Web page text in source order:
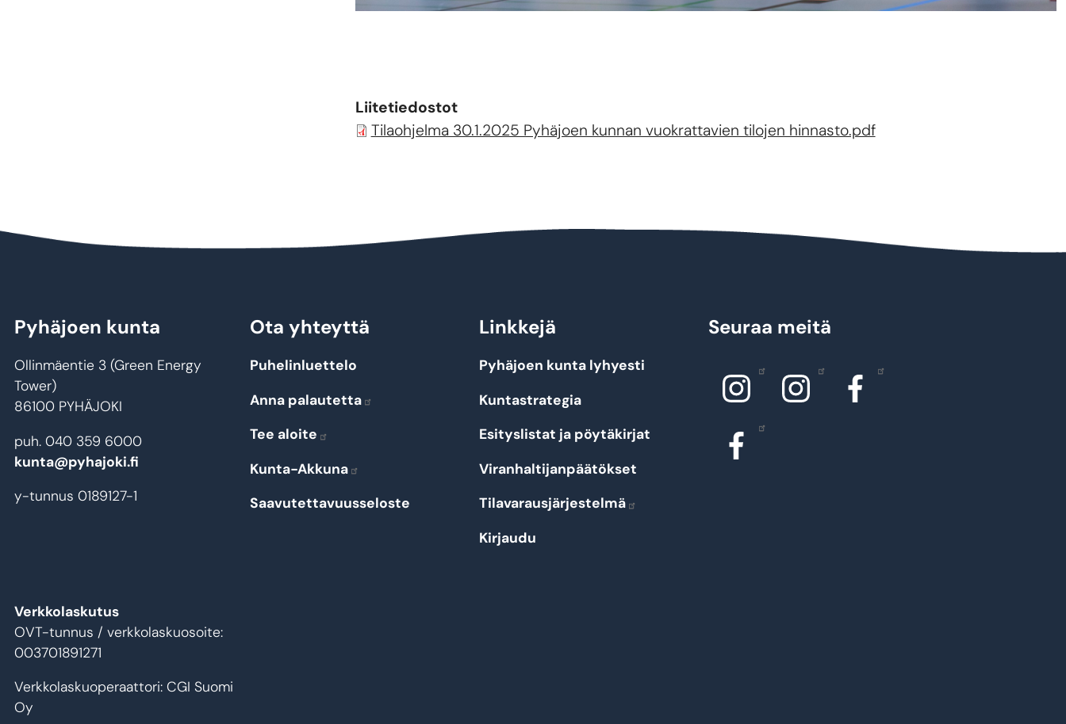
Liitetiedostot
Tilaohjelma 30.1.2025 Pyhäjoen kunnan vuokrattavien tilojen hinnasto.pdf
Pyhäjoen kunta
Ollinmäentie 3 (Green Energy
Tower)
86100 PYHÄJOKI
puh. 040 359 6000
kunta@pyhajoki.fi
y-tunnus 0189127-1
Verkkolaskutus
OVT-tunnus / verkkolaskuosoite:
003701891271
Verkkolaskuoperaattori: CGI Suomi
Oy
Ota yhteyttä
Puhelinluettelo
Anna palautetta
Tee aloite
Kunta-Akkuna
Saavutettavuusseloste
Linkkejä
Pyhäjoen kunta lyhyesti
Kuntastrategia
Esityslistat ja pöytäkirjat
Viranhaltijanpäätökset
Tilavarausjärjestelmä
Kirjaudu
Seuraa meitä